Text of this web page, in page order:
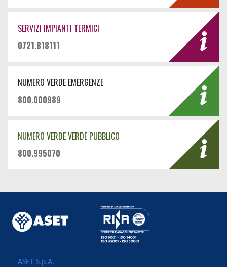
SERVIZI IMPIANTI TERMICI
0721.818111
NUMERO VERDE EMERGENZE
800.000989
NUMERO VERDE VERDE PUBBLICO
800.995070
ASET S.p.A.